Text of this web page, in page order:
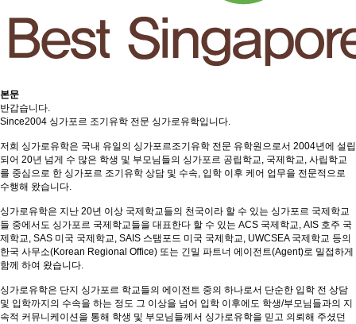
본문
반갑습니다.
Since2004 싱가포르 조기유학 전문 싱가로유학입니다.
저희 싱가로유학은 국내 유일의 싱가포르조기유학 전문 유학원으로서 2004년에 설립
되어 20년 넘게 수 많은 학생 및 부모님들의 싱가포르 공립학교, 국제학교, 사립학교
를 중심으로 한 싱가포르 조기유학 상담 및 수속, 입학 이후 케어 업무을 전문적으로
수행해 왔습니다.
싱가로유학은 지난 20년 이상 국제학교들의 천국이라 할 수 있는 싱가포르 국제학교
들 중에서도 싱가포르 국제학교들을 대표한다 할 수 있는 ACS 국제학교, AIS 호주 국
제학교, SAS 미국 국제학교, SAIS 스탬포드 미국 국제학교, UWCSEA 국제학교 등의
한국 사무소(Korean Regional Office) 또는 긴밀 파트너 에이전트(Agent)로 밀접하게
함께 하여 왔습니다.
싱가로유학은 단지 싱가포르 학교들의 에이전트 중의 하나로서 단순한 입학 전 상담
및 입학까지의 수속을 하는 정도 그 이상을 넘어 입학 이후에도 학생/부모님들과의 지
속적 커뮤니케이션을 통해 학생 및 부모님들께서 싱가로유학을 믿고 의뢰해 주셨던